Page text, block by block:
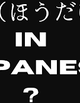
须携带資格証明書。
整个过程其实没有
电话应该怎么说？
而出问题？ 要不要
心其实没...